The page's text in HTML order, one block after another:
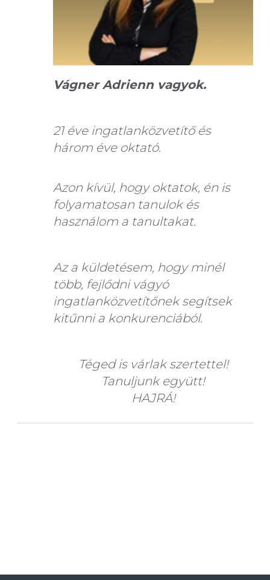
Vágner Adrienn vagyok.
21 éve ingatlanközvetítő és
három éve oktató.
Azon kívül, hogy oktatok, én is
folyamatosan tanulok és
használom a tanultakat.
Az a küldetésem, hogy minél
több, fejlődni vágyó
ingatlanközvetítőnek segítsek
kitűnni a konkurenciából.
Téged is várlak szertettel!
Tanuljunk együtt!
HAJRÁ!